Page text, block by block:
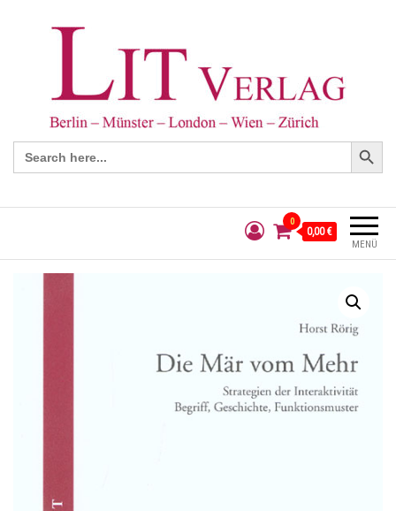
Search
for:
Search Button
MENÜ
0
0,00 €